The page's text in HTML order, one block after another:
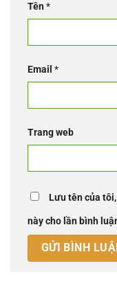
Tên*
Email *
Trang web
Lưu tên của
này cho lần bình